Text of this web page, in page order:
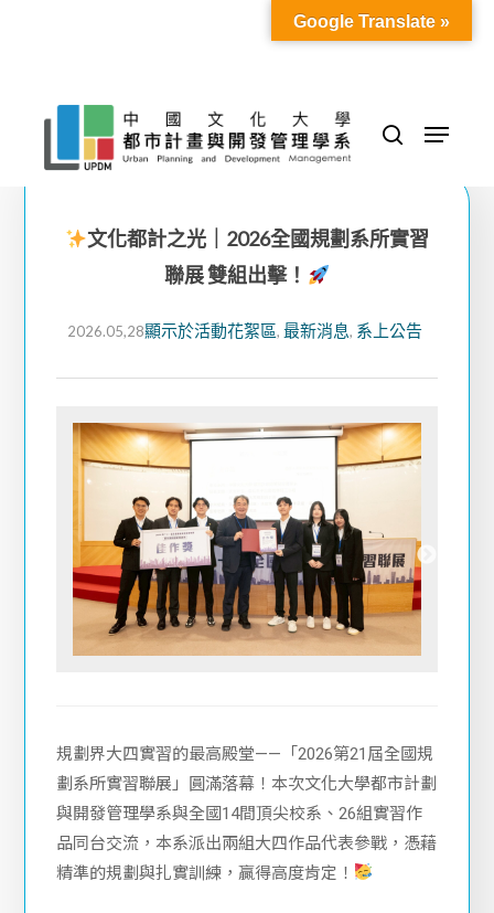
content
search
Menu
文化都計之光｜2026全國規劃系所實習
聯展 雙組出擊！
2026.05,28顯示於活動花絮區, 最新消息, 系上公告
規劃界大四實習的最高殿堂——「2026第21屆全國規
劃系所實習聯展」圓滿落幕！本次文化大學都市計劃
與開發管理學系與全國14間頂尖校系、26組實習作
品同台交流，本系派出兩組大四作品代表參戰，憑藉
精準的規劃與扎實訓練，贏得高度肯定！
Google Translate »